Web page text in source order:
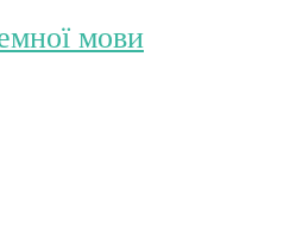
мови